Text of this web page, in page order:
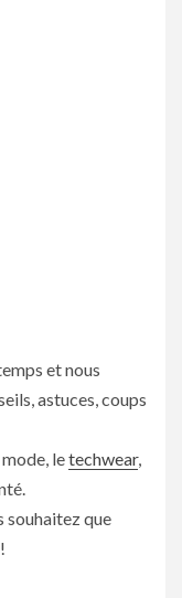
et nous
astuces, coups
letechwear,
souhaitez que